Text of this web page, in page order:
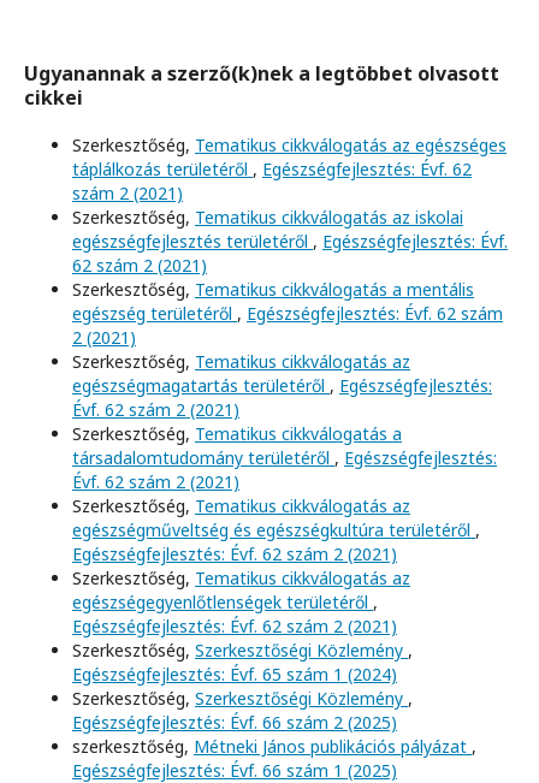
Ugyanannak a szerző(k)nek a legtöbbet olvasott
cikkei
Szerkesztőség, Tematikus cikkválogatás az egészséges
táplálkozás területéről , Egészségfejlesztés: Évf. 62
szám 2 (2021)
Szerkesztőség, Tematikus cikkválogatás az iskolai
egészségfejlesztés területéről , Egészségfejlesztés: Évf.
62 szám 2 (2021)
Szerkesztőség, Tematikus cikkválogatás a mentális
egészség területéről , Egészségfejlesztés: Évf. 62 szám
2 (2021)
Szerkesztőség, Tematikus cikkválogatás az
egészségmagatartás területéről , Egészségfejlesztés:
Évf. 62 szám 2 (2021)
Szerkesztőség, Tematikus cikkválogatás a
társadalomtudomány területéről , Egészségfejlesztés:
Évf. 62 szám 2 (2021)
Szerkesztőség, Tematikus cikkválogatás az
egészségműveltség és egészségkultúra területéről ,
Egészségfejlesztés: Évf. 62 szám 2 (2021)
Szerkesztőség, Tematikus cikkválogatás az
egészségegyenlőtlenségek területéről ,
Egészségfejlesztés: Évf. 62 szám 2 (2021)
Szerkesztőség, Szerkesztőségi Közlemény ,
Egészségfejlesztés: Évf. 65 szám 1 (2024)
Szerkesztőség, Szerkesztőségi Közlemény ,
Egészségfejlesztés: Évf. 66 szám 2 (2025)
szerkesztőség, Métneki János publikációs pályázat ,
Egészségfejlesztés: Évf. 66 szám 1 (2025)